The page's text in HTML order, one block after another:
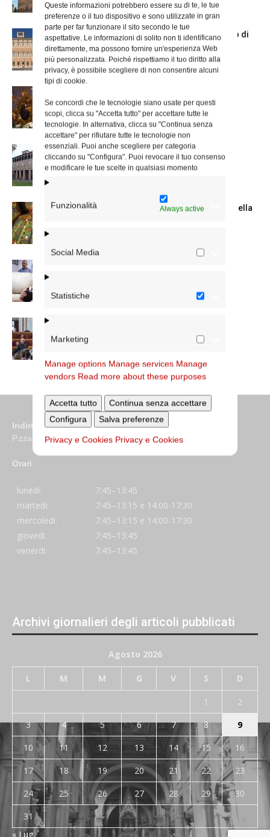
Queste informazioni potrebbero essere su di te, le tue
preferenze o il tuo dispositivo e sono utilizzate in gran
parte per far funzionare il sito secondo le tue
aspettative. Le informazioni di solito non ti identificano
direttamente, ma possono fornire un'esperienza Web
più personalizzata. Poiché rispettiamo il tuo diritto alla
privacy, è possibile scegliere di non consentire alcuni
tipi di cookie.
Se concordi che le tecnologie siano usate per questi
scopi, clicca su "Accetta tutto" per accettare tutte le
tecnologie. In alternativa, clicca su "Continua senza
accettare" per rifiutare tutte le tecnologie non
essenziali. Puoi anche scegliere per categoria
cliccando su "Configura". Puoi revocare il tuo consenso
e modificare le tue scelte in qualsiasi momento
Funzionalità Always active
Social Media
Statistiche
Marketing
Manage options Manage services Manage
vendors Read more about these purposes
Accetta tutto
Continua senza accettare
Configura
Salva preferenze
Privacy e Cookies Privacy e Cookies
Chiusura estiva degli Uffici del Vicariato di
Roma
Maggiore
La Giornata mondiale dei nonni e degli
anziani: l’omelia del cardinale...
Azzardo: a Termini il centro d’ascolto della
cardinale Reina in Campidoglio
Indirizzo
P.zza S. Giovanni in Laterano 6 00184 Roma
Orari
lunedi:
7:45–13:45
martedi:
7:45–13:15 e 14:00-17:30
mercoledi:
7:45–13:15 e 14:00-17:30
giovedi:
7:45–13:45
venerdi:
7:45–13:45
Archivi giornalieri degli articoli pubblicati
Agosto 2026
L M M G V S D
1
2
3
4 5 6 7 8
9
10
11 12 13 14 15
16
17
18 19 20 21 22
23
24
25 26 27 28 29
30
31
« Lug